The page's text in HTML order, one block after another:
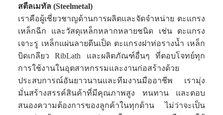
สตีลเมทัล (Steelmetal)
เราคือผู้เชี่ยวชาญด้านการผลิตและจัดจำหน่าย ตะแกรง
เหล็กฉีก และวัสดุเหล็กหลากหลายชนิด เช่น ตะแกรง
เจาะรู เหล็กแผ่นลายตีนเป็ด ตะแกรงฝาท่อรางน้ำ เหล็ก
บิดเกลียว RibLath และผลิตภัณฑ์อื่นๆ ที่ตอบโจทย์ทุก
การใช้งานในอุตสาหกรรมและงานก่อสร้างด้วย
ประสบการณ์อันยาวนานและทีมงานมืออาชีพ เรามุ่ง
มั่นสร้างสรรค์สินค้าที่มีคุณภาพสูง ทนทาน และตอบ
สนองความต้องการของลูกค้าในทุกด้าน ไม่ว่าจะเป็น